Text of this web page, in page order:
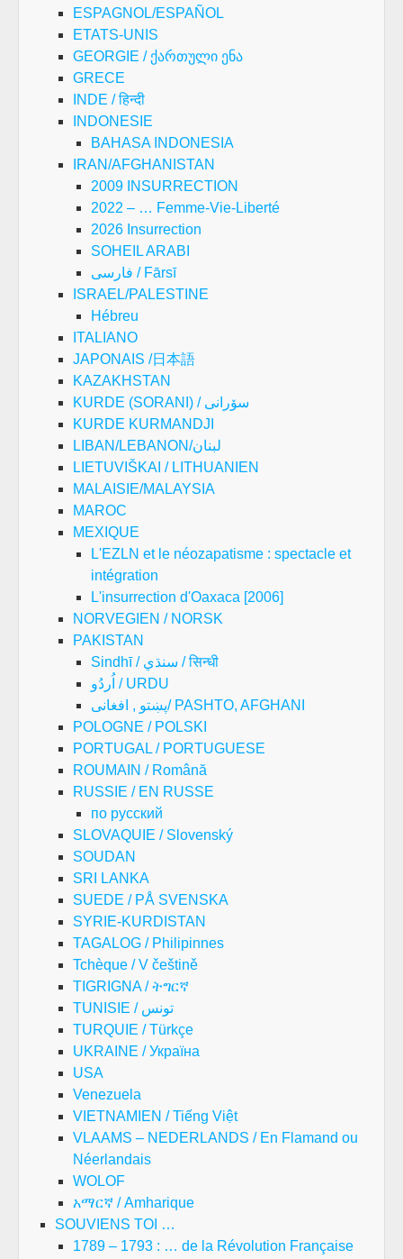
ESPAGNOL/ESPAÑOL
ETATS-UNIS
GEORGIE / ქართული ენა
GRECE
INDE / हिन्दी
INDONESIE
BAHASA INDONESIA
IRAN/AFGHANISTAN
2009 INSURRECTION
2022 – … Femme-Vie-Liberté
2026 Insurrection
SOHEIL ARABI
فارسی / Fārsī
ISRAEL/PALESTINE
Hébreu
ITALIANO
JAPONAIS /日本語
KAZAKHSTAN
KURDE (SORANI) / سۆرانی
KURDE KURMANDJI
LIBAN/LEBANON/لبنان
LIETUVIŠKAI / LITHUANIEN
MALAISIE/MALAYSIA
MAROC
MEXIQUE
L'EZLN et le néozapatisme : spectacle et
intégration
L'insurrection d'Oaxaca [2006]
NORVEGIEN / NORSK
PAKISTAN
Sindhī / سنڌي / सिन्धी
اُردُو / URDU
پښتو , افغانی/ PASHTO, AFGHANI
POLOGNE / POLSKI
PORTUGAL / PORTUGUESE
ROUMAIN / Română
RUSSIE / EN RUSSE
по русский
SLOVAQUIE / Slovenský
SOUDAN
SRI LANKA
SUEDE / PÅ SVENSKA
SYRIE-KURDISTAN
TAGALOG / Philipinnes
Tchèque / V češtině
TIGRIGNA / ትግርኛ
TUNISIE / تونس
TURQUIE / Türkçe
UKRAINE / Україна
USA
Venezuela
VIETNAMIEN / Tiếng Việt
VLAAMS – NEDERLANDS / En Flamand ou
Néerlandais
WOLOF
አማርኛ / Amharique
SOUVIENS TOI …
1789 – 1793 : … de la Révolution Française